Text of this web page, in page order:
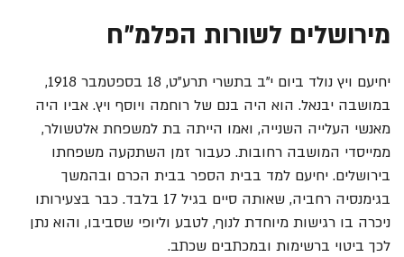
מירושלים לשורות הפלמ"ח
יחיעם ויץ נולד ביום י"ב בתשרי תרע"ט, 18 בספטמבר 1918,
במושבה יבנאל. הוא היה בנם של רוחמה ויוסף ויץ. אביו היה
מאנשי העלייה השנייה, ואמו הייתה בת למשפחת אלטשולר,
ממייסדי המושבה רחובות. כעבור זמן השתקעה משפחתו
בירושלים. יחיעם למד בבית הספר בבית הכרם ובהמשך
בגימנסיה רחביה, שאותה סיים בגיל 17 בלבד. כבר בצעירותו
ניכרה בו רגישות מיוחדת לנוף, לטבע וליופי שסביבו, והוא נתן
לכך ביטוי ברשימות ובמכתבים שכתב.